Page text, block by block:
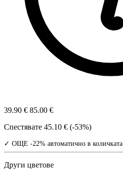
39.90 € 85.00 €
Спестявате 45.10 € (-53%)
✓ ОЩЕ -22% автоматично в количката
Други цветове